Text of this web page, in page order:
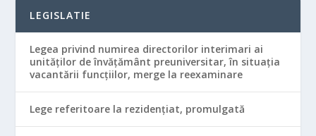
LEGISLATIE
Legea privind numirea directorilor interimari ai
unităţilor de învăţământ preuniversitar, în situaţia
vacantării funcţiilor, merge la reexaminare
Lege referitoare la rezidenţiat, promulgată